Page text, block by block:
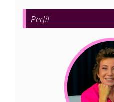
para:
Perfil